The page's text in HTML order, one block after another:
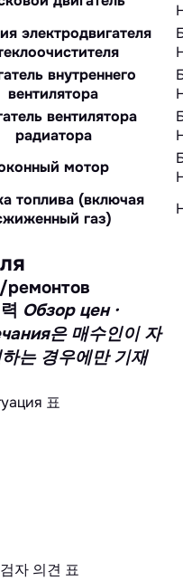
электродвигателя
внутреннего
вентилятора
вентилятора
радиатора
мотор
топлива (включая
газ)
Обзор цен ·
은 매수인이 자
는 경우에만 기재
표
자 의견 표